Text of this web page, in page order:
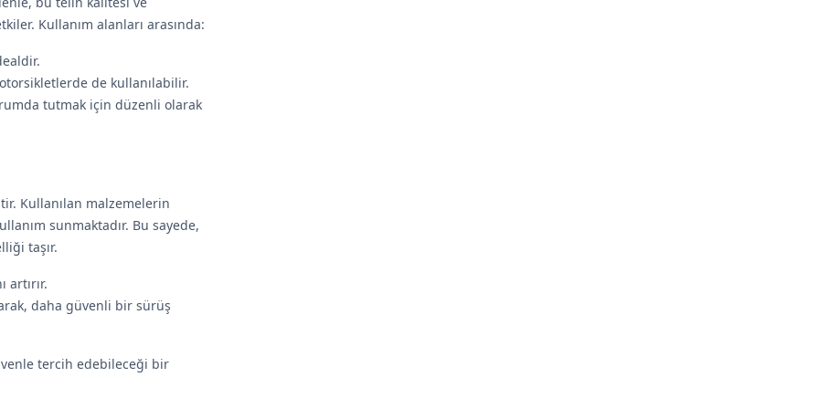
Kullanım alanları arasında:
de kullanılabilir.
tutmak için düzenli olarak
Kullanılan malzemelerin
sunmaktadır. Bu sayede,
taşır.
artırır.
daha güvenli bir sürüş
tercih edebileceği bir